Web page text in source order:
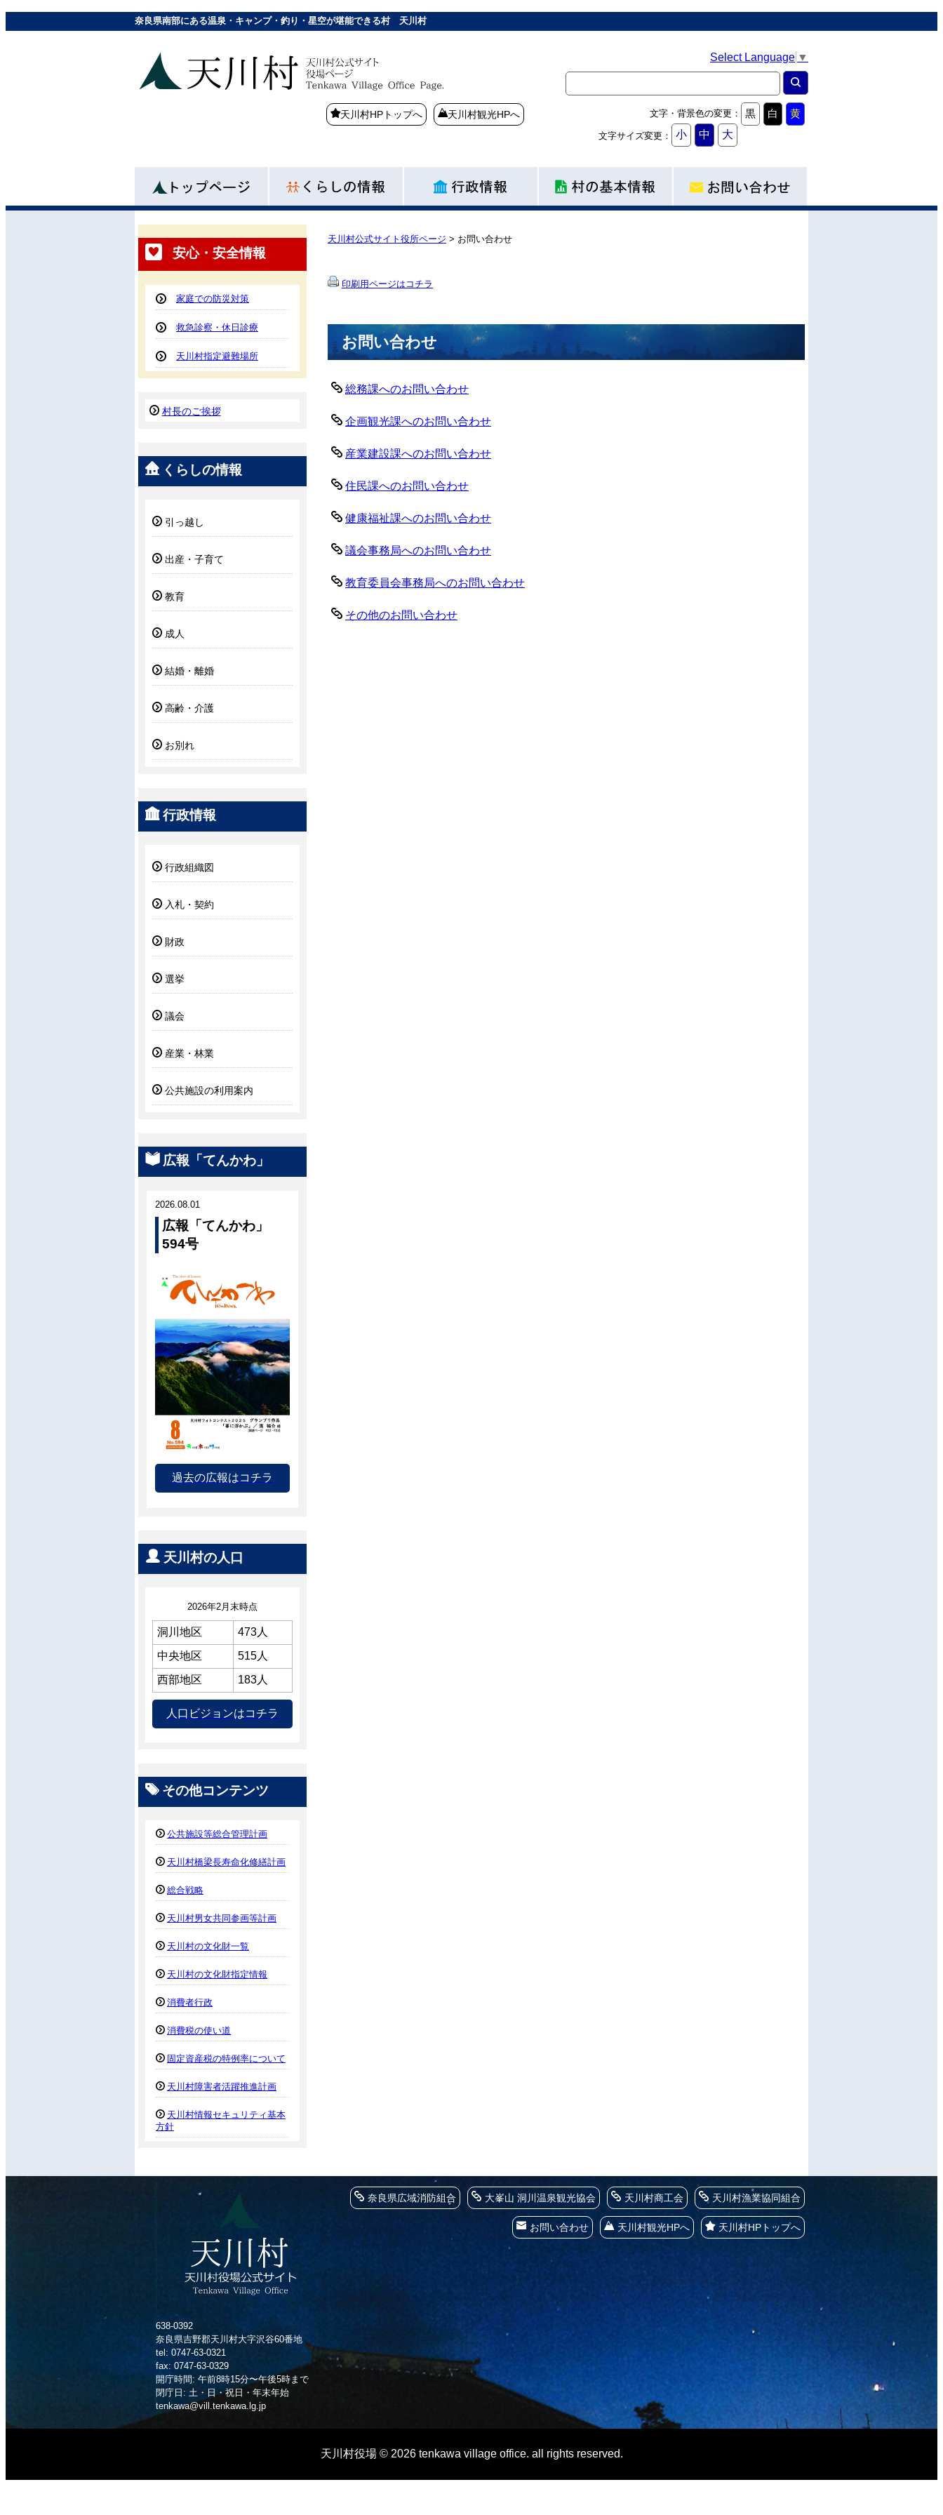
奈良県南部にある温泉・キャンプ・釣り・星空が堪能できる村 天川村
天川村観光HPへ
天川村HPトップへ
Select Language ▼
黄
白
黒
文字・背景色の変更：
大
中
小
文字サイズ変更：
安心・安全情報
家庭での防災対策
救急診察・休日診療
天川村指定避難場所
村長のご挨拶
くらしの情報
引っ越し
出産・子育て
教育
成人
結婚・離婚
高齢・介護
お別れ
行政情報
行政組織図
入札・契約
財政
選挙
議会
産業・林業
公共施設の利用案内
広報「てんかわ」
2026.08.01
広報「てんかわ」
594号
過去の広報はコチラ
天川村の人口
2026年2月末時点
洞川地区
473人
中央地区
515人
西部地区
183人
人口ビジョンはコチラ
その他コンテンツ
公共施設等総合管理計画
天川村橋梁長寿命化修繕計画
総合戦略
天川村男女共同参画等計画
天川村の文化財一覧
天川村の文化財指定情報
消費者行政
消費税の使い道
固定資産税の特例率について
天川村障害者活躍推進計画
天川村情報セキュリティ基本
方針
天川村公式サイト役所ページ > お問い合わせ
印刷用ページはコチラ
お問い合わせ
総務課へのお問い合わせ
企画観光課へのお問い合わせ
産業建設課へのお問い合わせ
住民課へのお問い合わせ
健康福祉課へのお問い合わせ
議会事務局へのお問い合わせ
教育委員会事務局へのお問い合わせ
その他のお問い合わせ
638-0392
奈良県吉野郡天川村大字沢谷60番地
tel: 0747-63-0321
fax: 0747-63-0329
開庁時間: 午前8時15分〜午後5時まで
閉庁日: 土・日・祝日・年末年始
tenkawa@vill.tenkawa.lg.jp
天川村漁業協同組合
天川村商工会
大峯山 洞川温泉観光協会
奈良県広域消防組合
天川村HPトップへ
天川村観光HPへ
お問い合わせ
天川村役場 © 2026 tenkawa village office. all rights reserved.